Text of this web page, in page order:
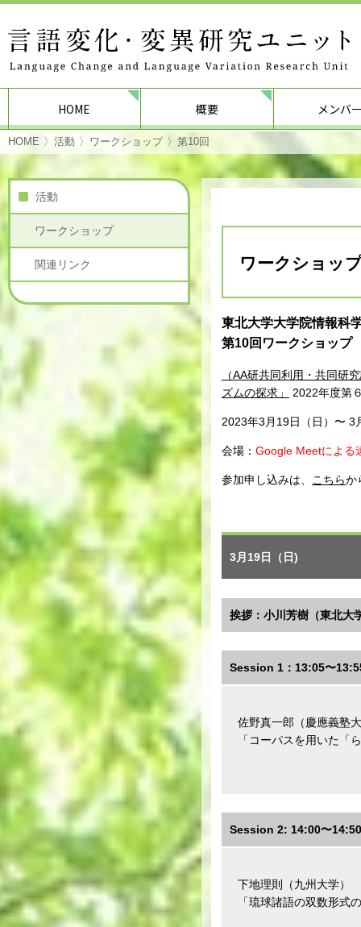
HOME 概要 メンバ
HOME 活動 ワークショップ 第10回
活動
ワークショップ
関連リンク ワークショッ
東北大学大学院情報科
第10回ワークショップ
（AA研共同利用・共同研
ズムの探求」
2022年度第
2023年3月19日（日）〜 3
会場： Google Meetによる
参加申し込みは、 こちらか
3月19日（日)
挨拶：小川芳樹（東北大
Session 1：13:05〜
佐野真一郎（慶應義塾
「コーパスを用いた「
Session 2: 14:00〜14:50
下地理則（九州大学）
「琉球諸語の双数形式